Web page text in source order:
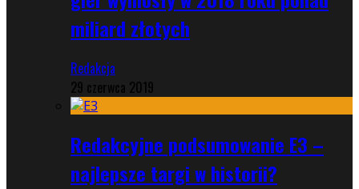
miliard złotych
Redakcja
29 czerwca 2019
Redakcyjne podsumowanie E3 –
najlepsze targi w historii?